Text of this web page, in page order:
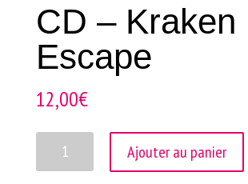
CD – Kraken
Escape
12,00€
quantité
de
Ajouter au panier